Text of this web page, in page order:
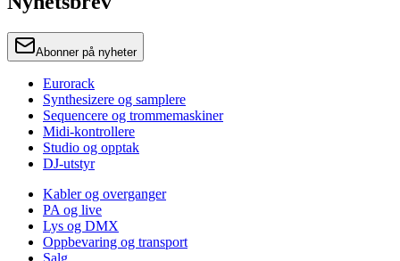
Abonner på nyheter
Eurorack
Synthesizere og samplere
Sequencere og trommemaskiner
Midi-kontrollere
Studio og opptak
DJ-utstyr
Kabler og overganger
PA og live
Lys og DMX
Oppbevaring og transport